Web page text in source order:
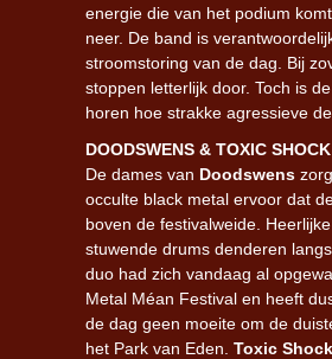
energie die van het podium
neer. De band is
stroomstoring van de dag. Bij
stoppen letterlijk door. Toch is
horen hoe strakke agressieve
DOODSWENS & TOXIC SHOCK
De dames van Doodswens
occulte black metal ervoor dat
boven de festivalweide.
stuwende drums denderen
duo had zich vandaag al
Metal Méan Festival en heeft
de dag geen moeite om de
het Park van Eden. Toxic Shock